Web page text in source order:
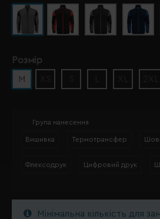
Розмір
M
Група нанесення
Вишивка Термотрансфер
Флексодрук Цифровий друк
Мінімальна кількість для